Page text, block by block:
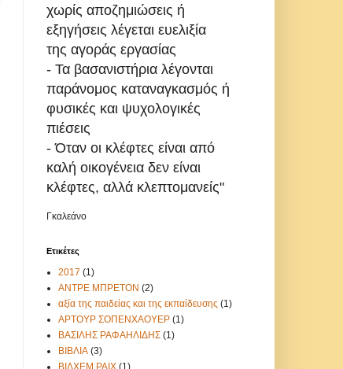
χωρίς αποζημιώσεις ή
εξηγήσεις λέγεται ευελιξία
της αγοράς εργασίας
- Τα βασανιστήρια λέγονται
παράνομος καταναγκασμός ή
φυσικές και ψυχολογικές
πιέσεις
- Όταν οι κλέφτες είναι από
καλή οικογένεια δεν είναι
κλέφτες, αλλά κλεπτομανείς"
Γκαλεάνο
Ετικέτες
2017 (1)
ΑΝΤΡΕ ΜΠΡΕΤΟΝ (2)
αξία της παιδείας και της εκπαίδευσης (1)
ΑΡΤΟΥΡ ΣΟΠΕΝΧΑΟΥΕΡ (1)
ΒΑΣΙΛΗΣ ΡΑΦΑΗΛΙΔΗΣ (1)
ΒΙΒΛΙΑ (3)
ΒΙΛΧΕΜ ΡΑΙΧ (1)